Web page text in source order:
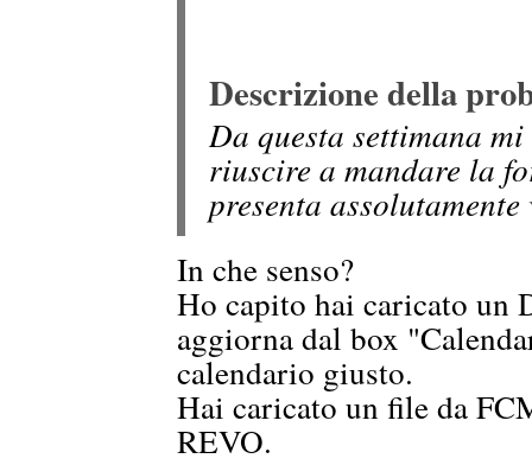
Descrizione della
Da questa settimana
riuscire a mandare la
presenta assolutamente
In che senso?
Ho capito hai caricato un
aggiorna dal box
calendario giusto.
Hai caricato un file da
REVO.